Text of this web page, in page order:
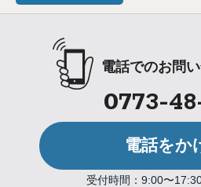
電話でのお問
0773-
電話をか
受付時間：9:00〜